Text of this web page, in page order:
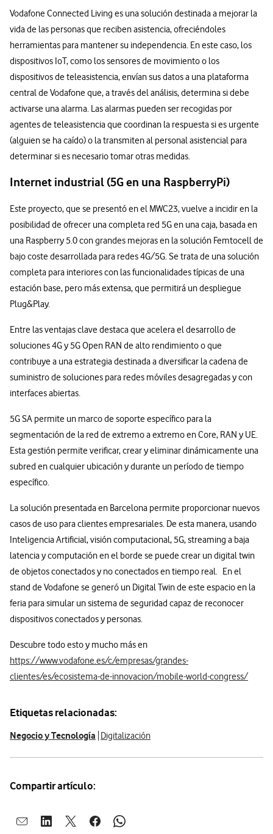
Vodafone Connected Living es una solución destinada a mejorar la
vida de las personas que reciben asistencia, ofreciéndoles
herramientas para mantener su independencia. En este caso, los
dispositivos IoT, como los sensores de movimiento o los
dispositivos de teleasistencia, envían sus datos a una plataforma
central de Vodafone que, a través del análisis, determina si debe
activarse una alarma. Las alarmas pueden ser recogidas por
agentes de teleasistencia que coordinan la respuesta si es urgente
(alguien se ha caído) o la transmiten al personal asistencial para
determinar si es necesario tomar otras medidas.
Internet industrial (5G en una RaspberryPi)
Este proyecto, que se presentó en el MWC23, vuelve a incidir en la
posibilidad de ofrecer una completa red 5G en una caja, basada en
una Raspberry 5.0 con grandes mejoras en la solución Femtocell de
bajo coste desarrollada para redes 4G/5G. Se trata de una solución
completa para interiores con las funcionalidades típicas de una
estación base, pero más extensa, que permitirá un despliegue
Plug&Play.
Entre las ventajas clave destaca que acelera el desarrollo de
soluciones 4G y 5G Open RAN de alto rendimiento o que
contribuye a una estrategia destinada a diversificar la cadena de
suministro de soluciones para redes móviles desagregadas y con
interfaces abiertas.
5G SA permite un marco de soporte específico para la
segmentación de la red de extremo a extremo en Core, RAN y UE.
Esta gestión permite verificar, crear y eliminar dinámicamente una
subred en cualquier ubicación y durante un período de tiempo
específico.
La solución presentada en Barcelona permite proporcionar nuevos
casos de uso para clientes empresariales. De esta manera, usando
Inteligencia Artificial, visión computacional, 5G, streaming a baja
latencia y computación en el borde se puede crear un digital twin
de objetos conectados y no conectados en tiempo real. En el
stand de Vodafone se generó un Digital Twin de este espacio en la
feria para simular un sistema de seguridad capaz de reconocer
dispositivos conectados y personas.
Descubre todo esto y mucho más en
https://www.vodafone.es/c/empresas/grandes-
clientes/es/ecosistema-de-innovacion/mobile-world-congress/
Etiquetas relacionadas:
Negocio y Tecnología Digitalización
Compartir artículo:
Abrir ventana para compartir en mail
Abrir ventana para compartir en linkedin
Abrir ventana para compartir en twitter
Abrir ventana para compartir en facebook
Abrir ventana para compartir en